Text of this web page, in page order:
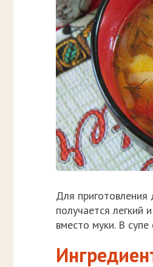
Для приготовления
получается легкий
вместо муки. В